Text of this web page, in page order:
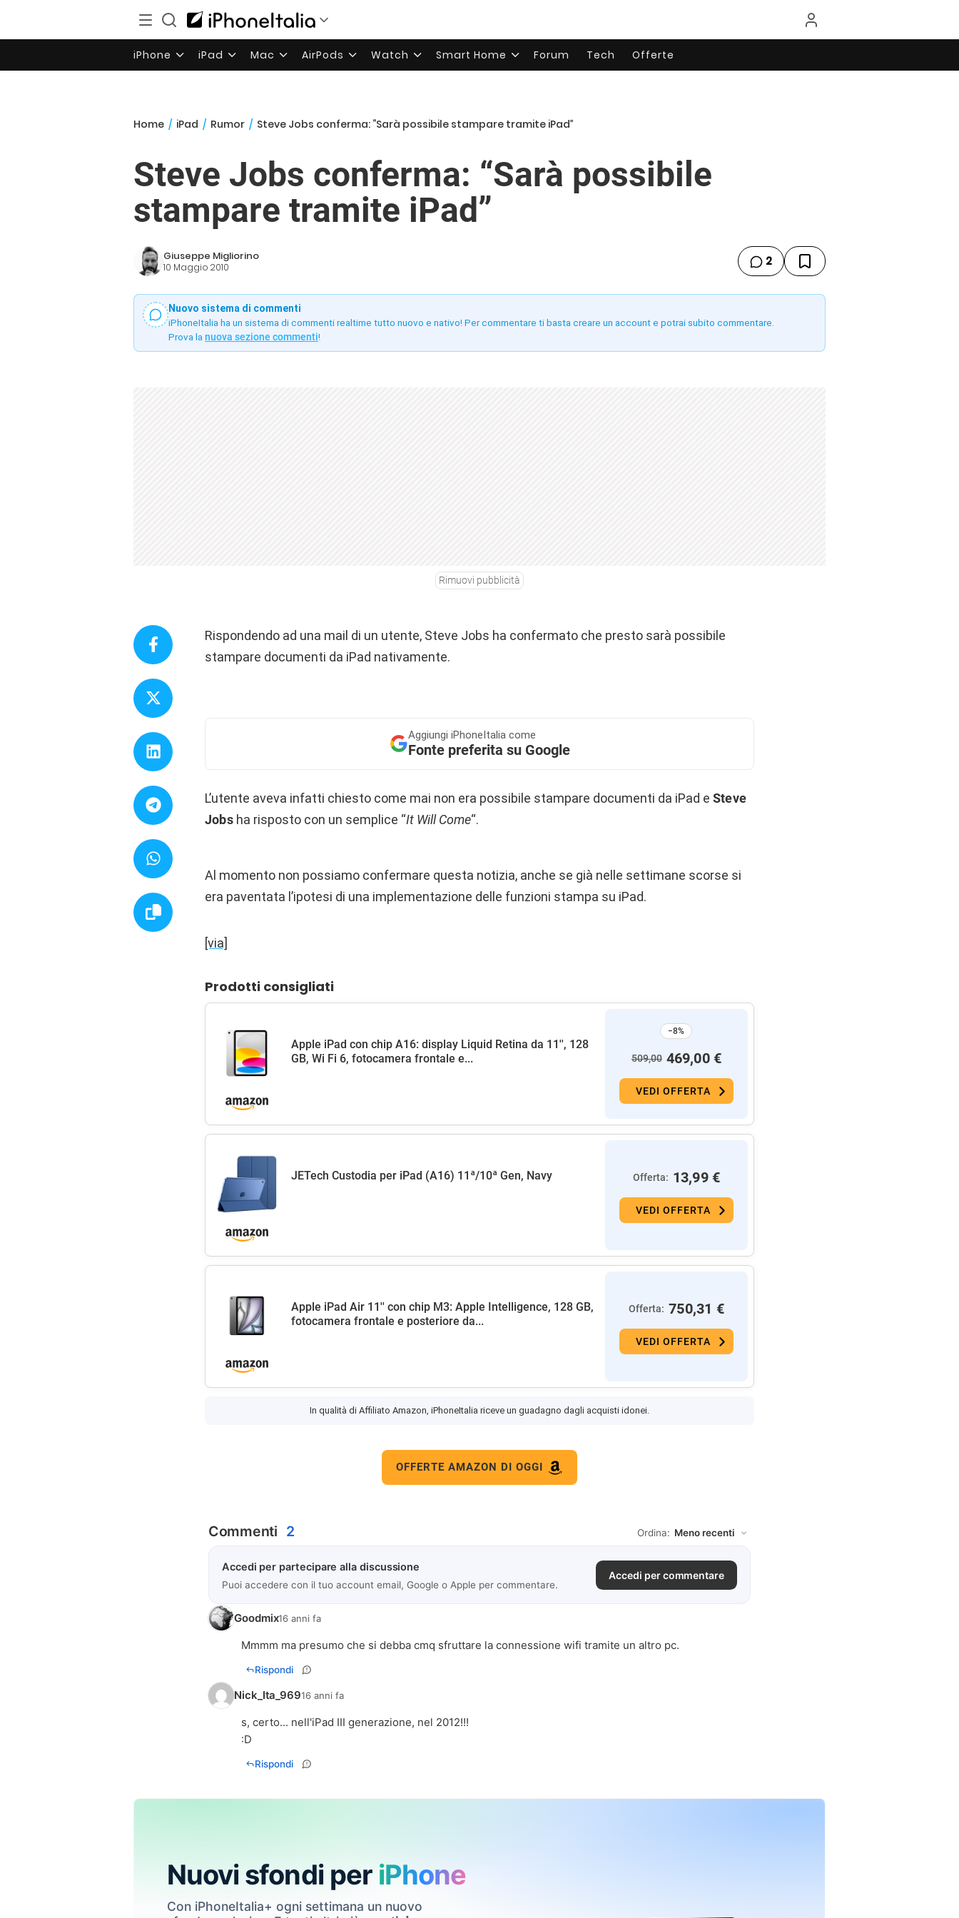
iPhone iPad Mac AirPods Watch Smart Home Forum Tech Offerte
Home / iPad / Rumor / Steve Jobs conferma: “Sarà possibile stampare tramite iPad”
Steve Jobs conferma: “Sarà possibile
stampare tramite iPad”
Giuseppe Migliorino
10 Maggio 2010 2
Nuovo sistema di commenti
iPhoneItalia ha un sistema di commenti realtime tutto nuovo e nativo! Per commentare ti basta creare un account e potrai subito commentare.
Prova la nuova sezione commenti!
Rimuovi pubblicità
Rispondendo ad una mail di un utente, Steve Jobs ha confermato che presto sarà possibile
stampare documenti da iPad nativamente.
Aggiungi iPhoneItalia come
Fonte preferita su Google
L’utente aveva infatti chiesto come mai non era possibile stampare documenti da iPad e Steve
Jobsha risposto con un semplice “It Will Come“.
Al momento non possiamo confermare questa notizia, anche se già nelle settimane scorse si
era paventata l’ipotesi di una implementazione delle funzioni stampa su iPad.
[via]
Prodotti consigliati
Apple iPad con chip A16: display Liquid Retina da 11'', 128
GB, Wi Fi 6, fotocamera frontale e...
−8%
509,00 469,00 €
VEDI OFFERTA
JETech Custodia per iPad (A16) 11ª/10ª Gen, Navy Offerta: 13,99 €
VEDI OFFERTA
Apple iPad Air 11'' con chip M3: Apple Intelligence, 128 GB,
fotocamera frontale e posteriore da...
Offerta: 750,31 €
VEDI OFFERTA
In qualità di Affiliato Amazon, iPhoneItalia riceve un guadagno dagli acquisti idonei.
OFFERTE AMAZON DI OGGI
Commenti 2 Ordina:
Accedi per partecipare alla discussione
Puoi accedere con il tuo account email, Google o Apple per commentare.
Accedi per commentare
Goodmix16 anni fa
Mmmm ma presumo che si debba cmq sfruttare la connessione wifi tramite un altro pc.
Rispondi
Nick_Ita_96916 anni fa
s, certo... nell'iPad III generazione, nel 2012!!!
:D
Rispondi
Nuovi sfondi per iPhone
Con iPhoneItalia+ ogni settimana un nuovo